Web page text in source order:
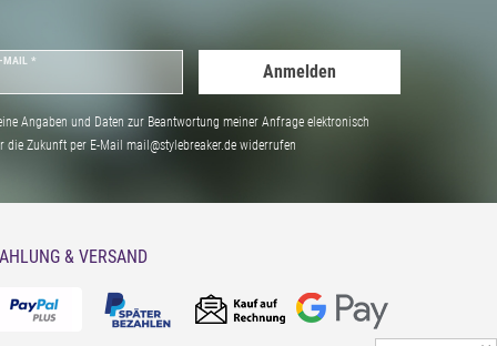
MAIL *
Anmelden
Angaben und Daten zur Beantwortung meiner Anfrage elektronisch
Zukunft per E-Mail mail@stylebreaker.de widerrufen
& VERSAND